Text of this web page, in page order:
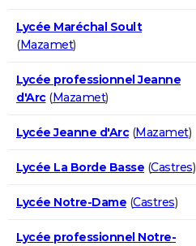
Lycée Maréchal Soult
(Mazamet)
Lycée professionnel Jeanne
d'Arc(Mazamet)
Lycée Jeanne d'Arc(Mazamet)
Lycée La Borde Basse (Castres)
Lycée Notre-Dame (Castres)
Lycée professionnel Notre-